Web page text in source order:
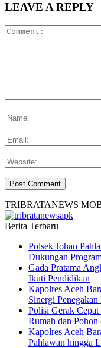
LEAVE A REPLY
TRIBRATANEWS
Berita Terbaru
Polsek Johan
Dukungan
Gada Pratama
Ikuti Pendidikan
Kapolres Aceh
Sinergi
Polisi Gerak
Rumah dan
Kapolres Aceh
Pahlawan hingga